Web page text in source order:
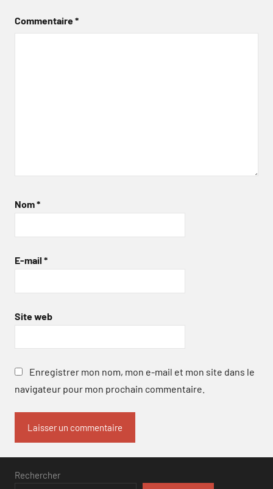
Commentaire*
Nom*
E-mail *
Site web
Enregistrer mon nom, mon e-mail et mon site dans le
navigateur pour mon prochain commentaire.
Rechercher